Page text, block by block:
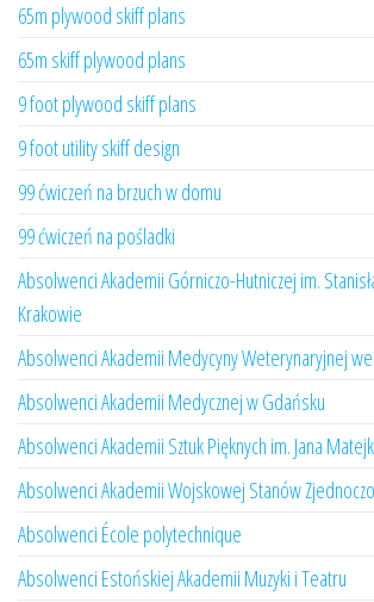
65m plywood skiff plans
65m skiff plywood plans
9 foot plywood skiff plans
9 foot utility skiff design
99 ćwiczeń na brzuch w domu
99 ćwiczeń na pośladki
Absolwenci Akademii Górniczo-Hutniczej im.
Krakowie
Absolwenci Akademii Medycyny Weterynaryjnej
Absolwenci Akademii Medycznej w Gdańsku
Absolwenci Akademii Sztuk Pięknych im. Jana
Absolwenci Akademii Wojskowej Stanów
Absolwenci École polytechnique
Absolwenci Estońskiej Akademii Muzyki i Teatru